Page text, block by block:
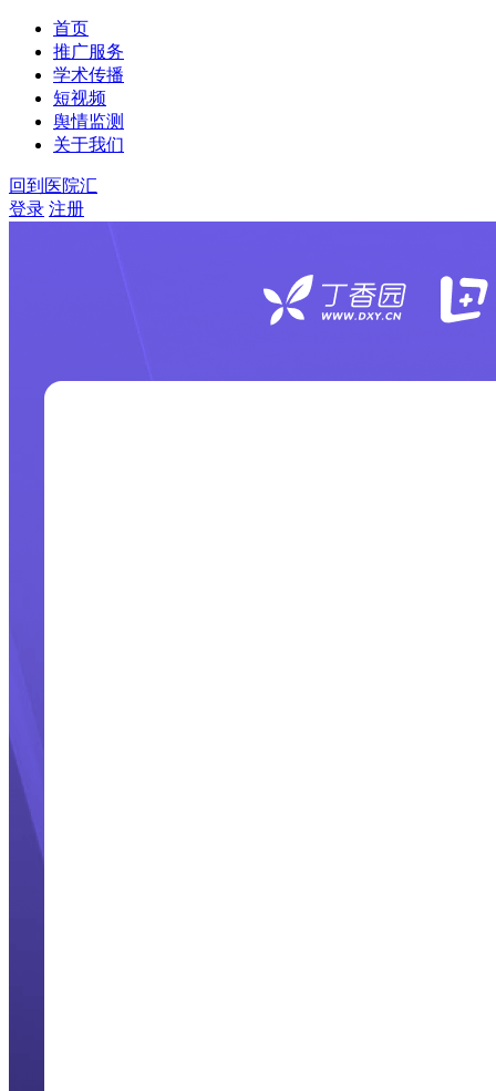
首页
推广服务
学术传播
短视频
舆情监测
关于我们
回到医院汇
登录 注册